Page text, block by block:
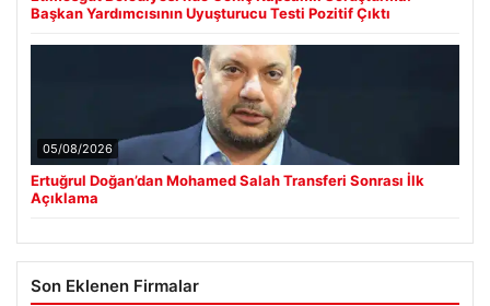
Başkan Yardımcısının Uyuşturucu Testi Pozitif Çıktı
05/08/2026
Ertuğrul Doğan’dan Mohamed Salah Transferi Sonrası İlk
Açıklama
Son Eklenen Firmalar